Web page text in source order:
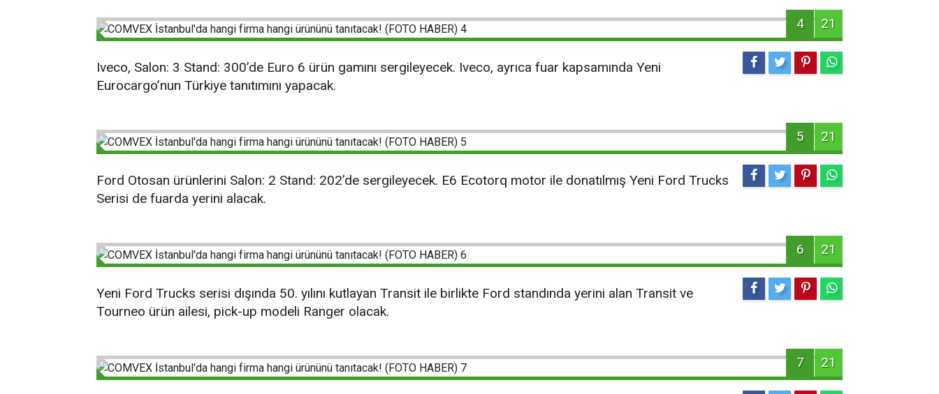
4 21
Iveco, Salon: 3 Stand: 300’de Euro 6 ürün gamını sergileyecek. Iveco, ayrıca fuar kapsamında Yeni
Eurocargo’nun Türkiye tanıtımını yapacak.
5 21
Ford Otosan ürünlerini Salon: 2 Stand: 202’de sergileyecek. E6 Ecotorq motor ile donatılmış Yeni Ford Trucks
Serisi de fuarda yerini alacak.
6 21
Yeni Ford Trucks serisi dışında 50. yılını kutlayan Transit ile birlikte Ford standında yerini alan Transit ve
Tourneo ürün ailesi, pick-up modeli Ranger olacak.
7 21